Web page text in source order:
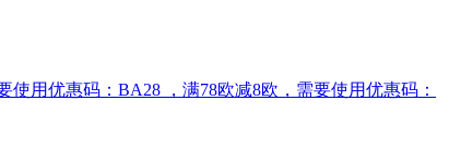
用优惠码：BA28 ，满78欧减8欧，需要使用优惠码：